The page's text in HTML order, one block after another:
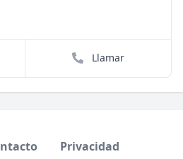
Llamar
Privacidad